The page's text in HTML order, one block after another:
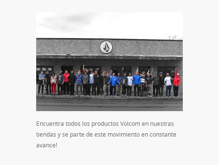
Encuentra todos los productos Volcom en nuestras
tiendas y se parte de este movimiento en constante
avance!